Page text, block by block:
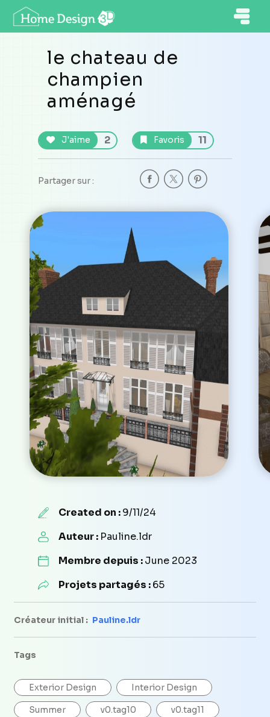
le chateau de
champien
aménagé
J'aime 2 Favoris 11
Partager sur :
Created on :9/11/24
Auteur : Pauline.ldr
Membre depuis :June 2023
Projets partagés :65
Créateur initial : Pauline.ldr
Tags
Exterior Design Interior Design
Summer v0.tag10 v0.tag11